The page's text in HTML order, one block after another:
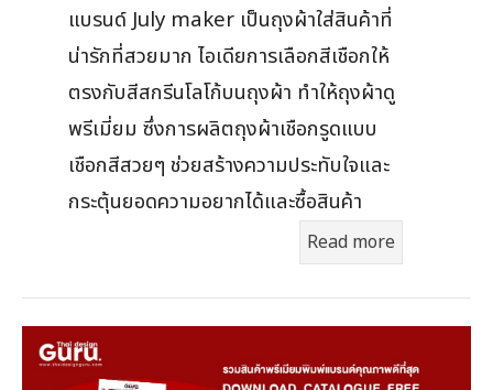
แบรนด์ July maker เป็นถุงผ้าใส่สินค้าที่
น่ารักที่สวยมาก ไอเดียการเลือกสีเชือกให้
ตรงกับสีสกรีนโลโก้บนถุงผ้า ทำให้ถุงผ้าดู
พรีเมี่ยม ซึ่งการผลิตถุงผ้าเชือกรูดแบบ
เชือกสีสวยๆ ช่วยสร้างความประทับใจและ
กระตุ้นยอดความอยากได้และซื้อสินค้า
Read more